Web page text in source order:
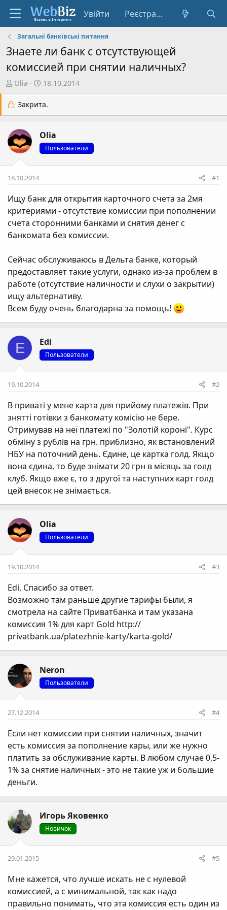
Увійти Реєстрація
Загальні банківські питання
Знаете ли банк с отсутствующей
комиссией при снятии наличных?
А
т
о
т
е
и
Olia
Д
т
а
т
в
о
р
н
я
18.10.2014
Закрита.
Olia
Пользователи
18.10.2014 #1
Ищу банк для открытия карточного счета за 2мя
критериями - отсутствие комиссии при пополнении
счета сторонними банками и снятия денег с
банкомата без комиссии.
Сейчас обслуживаюсь в Дельта банке, который
предоставляет такие услуги, однако из-за проблем в
работе (отсутствие наличности и слухи о закрытии)
ищу альтернативу.
Всем буду очень благодарна за помощь!
E Edi
Пользователи
19.10.2014 #2
В приваті у мене карта для прийому платежів. При
знятті готівки з банкомату комісію не бере.
Отримував на неї платежі по "Золотій короні". Курс
обміну з рублів на грн. приблизно, як встановлений
НБУ на поточний день. Єдине, це картка голд. Якщо
вона єдина, то буде знімати 20 грн в місяць за голд
клуб. Якщо вже є, то з другої та наступних карт голд
цей внесок не знімається.
Olia
Пользователи
19.10.2014 #3
Edi, Спасибо за ответ.
Возможно там раньше другие тарифы были, я
смотрела на сайте Приватбанка и там указана
комиссия 1% для карт Gold http://
privatbank.ua/platezhnie-karty/karta-gold/
Neron
Пользователи
27.12.2014 #4
Если нет комиссии при снятии наличных, значит
есть комиссия за пополнение кары, или же нужно
платить за обслуживание карты. В любом случае 0,5-
1% за снятие наличных - это не такие уж и большие
деньги.
Игорь Яковенко
Новичок
29.01.2015 #5
Мне кажется, что лучше искать не с нулевой
комиссией, а с минимальной, так как надо
правильно понимать, что эта комиссия есть один из